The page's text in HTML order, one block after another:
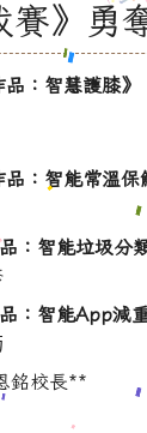
賽》勇
：智慧護膝》
：智能常溫保
：智能垃圾分
：智能App減
銘校長**